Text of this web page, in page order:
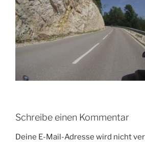
Schreibe einen Kommentar
Deine E-Mail-Adresse wird nicht